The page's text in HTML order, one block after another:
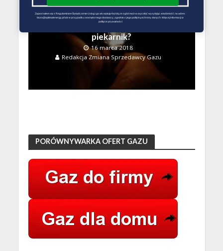
RACHUNEK ZA GAZ
Ile gazu zużywa
piekarnik?
16 marca 2018
Redakcja Zmiana Sprzedawcy Gazu
PORÓWNYWARKA OFERT GAZU
Zapoznałem się z Regulaminem Świadczenie Usług i go akceptuję Każdą ze zgód można wycofać wysyłając wiadomość na adres
biuro@optimalenergy.pl lub w przypadku zewnętrznego dostawcy, zgodnie z jego polityką ochrony danych. Więcej informacji w
polityce prywatności